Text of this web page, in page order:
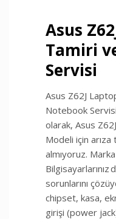
Asus
Tamiri
Servisi
Asus Z62J
Notebook
olarak, Asus
Modeli için
almıyoruz.
Bilgisayarlarınız
sorunlarını
chipset, kasa,
girişi (power